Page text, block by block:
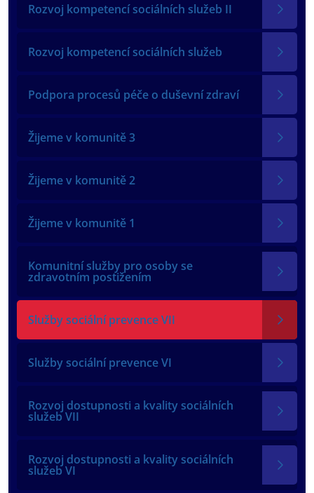
Rozvoj kompetencí sociálních služeb II
Rozvoj kompetencí sociálních služeb
Podpora procesů péče o duševní zdraví
Žijeme v komunitě 3
Žijeme v komunitě 2
Žijeme v komunitě 1
Komunitní služby pro osoby se
zdravotním postižením
Služby sociální prevence VII
Služby sociální prevence VI
Rozvoj dostupnosti a kvality sociálních
služeb VII
Rozvoj dostupnosti a kvality sociálních
služeb VI